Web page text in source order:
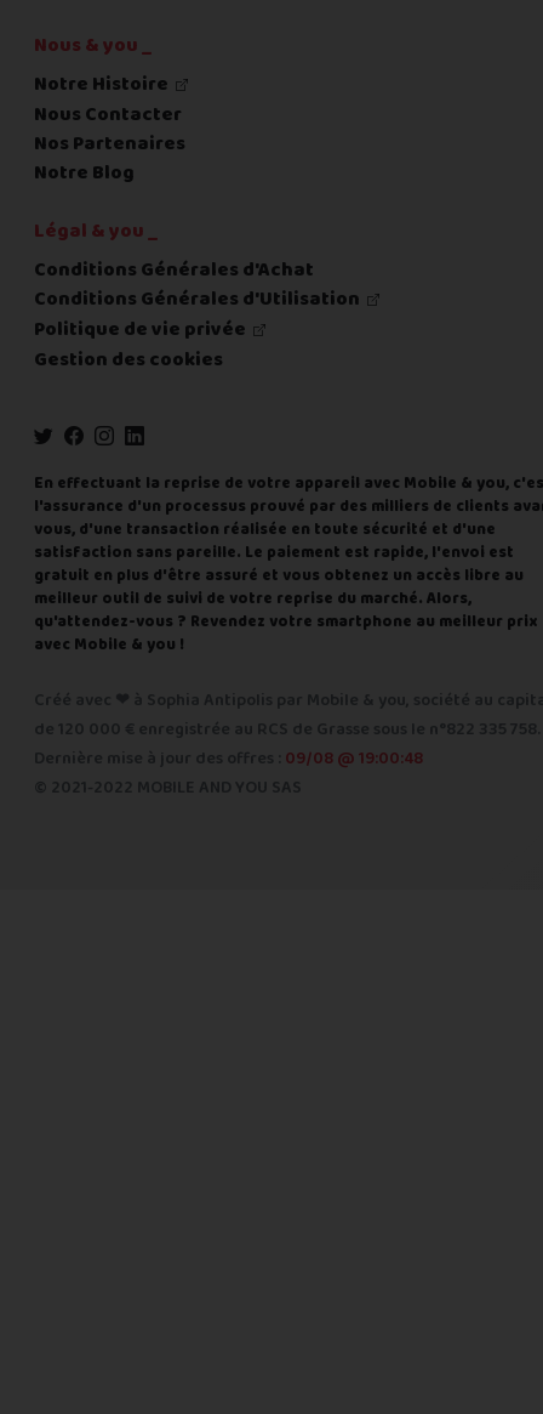
Nous & you _
Notre Histoire
Nous Contacter
Nos Partenaires
Notre Blog
Légal & you _
Conditions Générales d'Achat
Conditions Générales d'Utilisation
Politique de vie privée
Gestion des cookies
En effectuant la reprise de votre appareil avec Mobile & you,
l'assurance d'un processus prouvé par des milliers de clients
vous, d'une transaction réalisée en toute sécurité et d'une
satisfaction sans pareille. Le paiement est rapide, l'envoi est
gratuit en plus d'être assuré et vous obtenez un accès libre au
meilleur outil de suivi de votre reprise du marché. Alors,
qu'attendez-vous ? Revendez votre smartphone au meilleur prix
avec Mobile & you !
Créé avec ❤ à Sophia Antipolis par Mobile & you, société au
de 120 000 € enregistrée au RCS de Grasse sous le n°822 335 758.
Dernière mise à jour des offres : 09/08 @ 19:00:48
© 2021-2022 MOBILE AND YOU SAS